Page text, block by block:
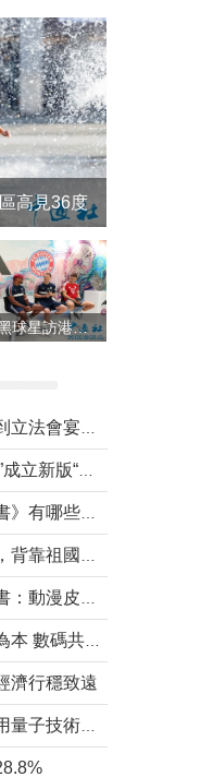
高見36度
拜仁慕尼黑球星訪港 與球迷近距離互動
濟行穩致遠